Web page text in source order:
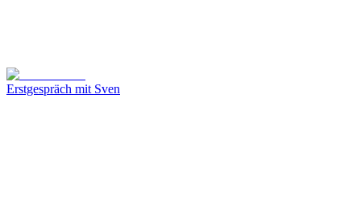
Erstgespräch mit Sven